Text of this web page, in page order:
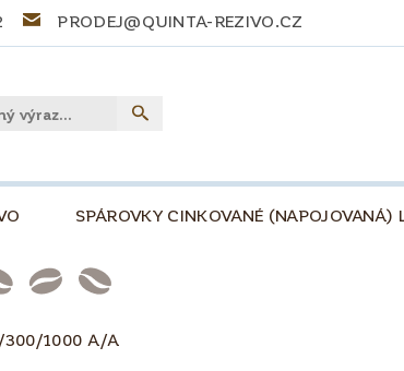
PRODEJ@QUINTA-REZIVO.CZ
SPÁROVKY CINKOVANÉ (NAPOJOVANÁ)
DŘEVO
300/1000 A/A